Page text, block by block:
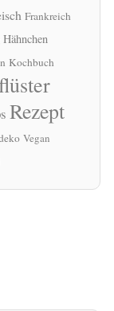
Frankreich
Hähnchen
Kochbuch
Rezept
Vegan